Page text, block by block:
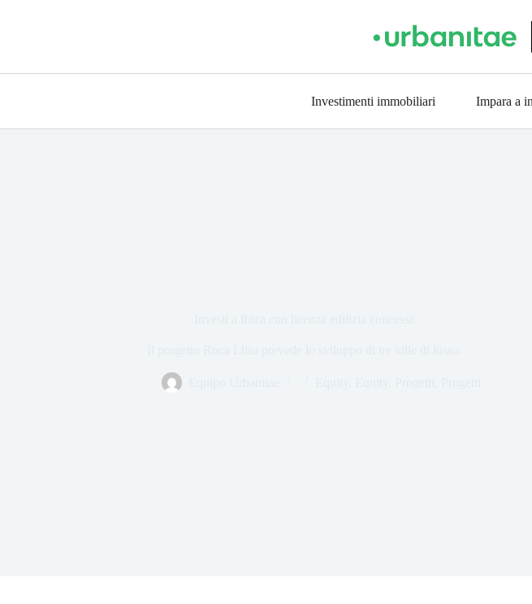
Investimenti immobiliari Impara a